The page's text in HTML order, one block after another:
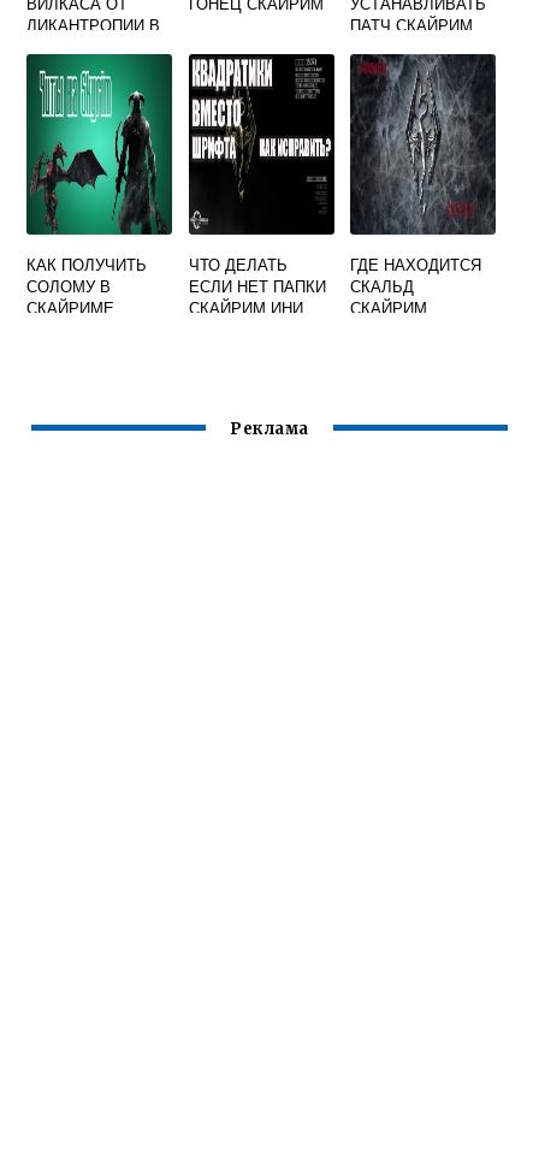
ЛИКАНТРОПИИ В
ПАТЧ СКАЙРИМ
КАК ПОЛУЧИТЬ
СОЛОМУ В
СКАЙРИМЕ
ЧТО ДЕЛАТЬ
ЕСЛИ НЕТ ПАПКИ
СКАЙРИМ ИНИ
ГДЕ НАХОДИТСЯ
СКАЛЬД
СКАЙРИМ
Реклама